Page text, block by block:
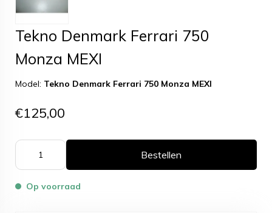
Tekno Denmark Ferrari 750
Monza MEXI
Model: Tekno Denmark Ferrari 750 Monza MEXI
€125,00
Bestellen
Op voorraad